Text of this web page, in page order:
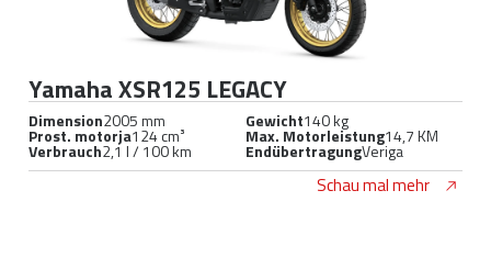
Yamaha XSR125 LEGACY
Dimension2005 mm Gewicht140 kg
Prost. motorja124 cm³ Max. Motorleistung14,7 KM
Verbrauch2,1 l / 100 km EndübertragungVeriga
Schau mal mehr